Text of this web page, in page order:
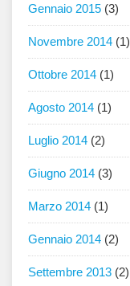
Gennaio 2015 (3)
Novembre 2014 (1)
Ottobre 2014 (1)
Agosto 2014 (1)
Luglio 2014 (2)
Giugno 2014 (3)
Marzo 2014 (1)
Gennaio 2014 (2)
Settembre 2013 (2)